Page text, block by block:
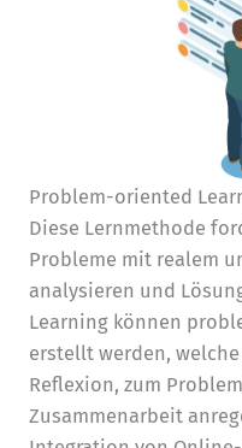
Problem-oriented
Diese Lernmethode
Probleme mit realem
analysieren und
Learning können
erstellt werden,
Reflexion, zum
Zusammenarbeit